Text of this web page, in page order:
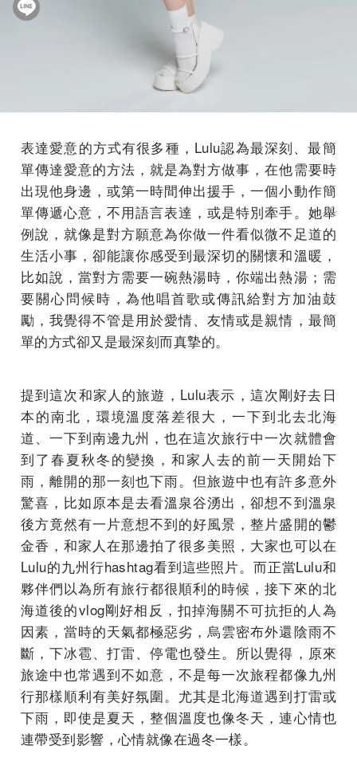
表達愛意的方式有很多種，Lulu認為最深刻、最簡
單傳達愛意的方法，就是為對方做事，在他需要時
出現他身邊，或第一時間伸出援手，一個小動作簡
單傳遞心意，不用語言表達，或是特別牽手。她舉
例說，就像是對方願意為你做一件看似微不足道的
生活小事，卻能讓你感受到最深切的關懷和溫暖，
比如說，當對方需要一碗熱湯時，你端出熱湯；需
要關心問候時，為他唱首歌或傳訊給對方加油鼓
勵，我覺得不管是用於愛情、友情或是親情，最簡
單的方式卻又是最深刻而真摯的。
提到這次和家人的旅遊，Lulu表示，這次剛好去日
本的南北，環境溫度落差很大，一下到北去北海
道、一下到南邊九州，也在這次旅行中一次就體會
到了春夏秋冬的變換，和家人去的前一天開始下
雨，離開的那一刻也下雨。但旅遊中也有許多意外
驚喜，比如原本是去看溫泉谷湧出，卻想不到溫泉
後方竟然有一片意想不到的好風景，整片盛開的鬱
金香，和家人在那邊拍了很多美照，大家也可以在
Lulu的九州行hashtag看到這些照片。而正當Lulu和
夥伴們以為所有旅行都很順利的時候，接下來的北
海道後的vlog剛好相反，扣掉海關不可抗拒的人為
因素，當時的天氣都極惡劣，烏雲密布外還陰雨不
斷，下冰雹、打雷、停電也發生。所以覺得，原來
旅途中也常遇到不如意，不是每一次旅程都像九州
行那樣順利有美好氛圍。尤其是北海道遇到打雷或
下雨，即使是夏天，整個溫度也像冬天，連心情也
連帶受到影響，心情就像在過冬一樣。